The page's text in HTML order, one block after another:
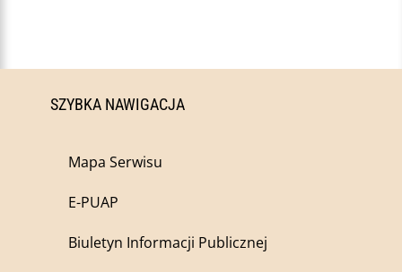
SZYBKA NAWIGACJA
Mapa Serwisu
E-PUAP
Biuletyn Informacji Publicznej